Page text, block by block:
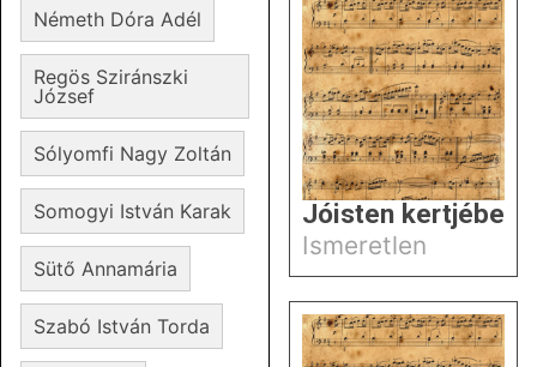
Németh Dóra Adél
Regös Sziránszki
József
Sólyomfi Nagy Zoltán
Somogyi István Karak
Sütő Annamária
Szabó István Torda
Jóisten kertjébe
Ismeretlen